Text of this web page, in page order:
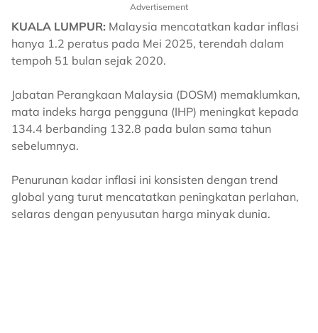
Advertisement
KUALA LUMPUR: Malaysia mencatatkan kadar inflasi
hanya 1.2 peratus pada Mei 2025, terendah dalam
tempoh 51 bulan sejak 2020.
Jabatan Perangkaan Malaysia (DOSM) memaklumkan,
mata indeks harga pengguna (IHP) meningkat kepada
134.4 berbanding 132.8 pada bulan sama tahun
sebelumnya.
Penurunan kadar inflasi ini konsisten dengan trend
global yang turut mencatatkan peningkatan perlahan,
selaras dengan penyusutan harga minyak dunia.